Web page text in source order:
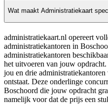
Wat maakt Administratiekaart
administratiekaart.nl opereert
administratiekantoren in
administratiekantoren
het uitvoeren van jouw
jou en drie
ontstaat. Deze onderlinge
Boschoord die jouw opdracht
namelijk voor dat de prijs een